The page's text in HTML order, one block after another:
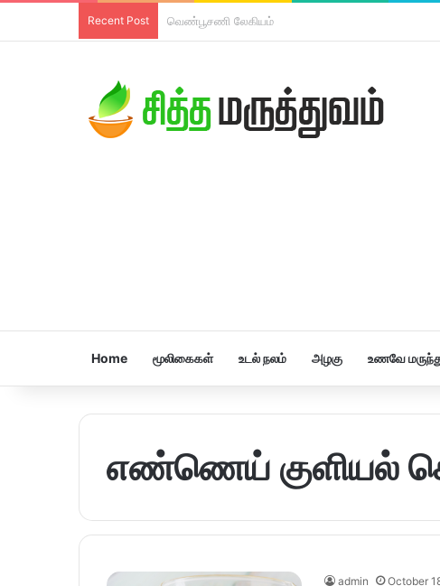
Recent Post திரிபலா லேகியம்
Home மூலிகைகள் உடல் நலம் அழகு உணவே
எண்ணெய் குளியல்
admin October